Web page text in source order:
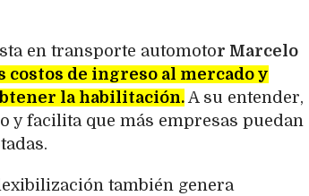
en transporte automotor Marcelo
de ingreso al mercado y
la habilitación. A su entender,
y facilita que más empresas puedan
también genera